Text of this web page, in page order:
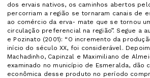
dos ervais nativos, os caminhos abertos
percorriam a região se tornaram canais de
ao comércio da erva- mate que se tornou
circulação preferencial na região”. Segue a
e Pozinato (2001): “O incremento da
início do século XX, foi considerável.
Machadinho, Capinzal e Maximiliano de
examinado no município de Esmeralda, dão
econômica desse produto no período